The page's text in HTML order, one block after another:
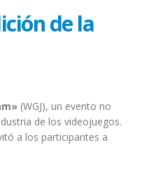
de la
(WGJ), un evento no
de los videojuegos.
a los participantes a